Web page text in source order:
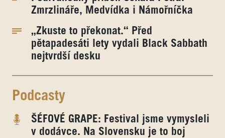
Zmrzlináře, Medvídka i Námořníčka
„Zkuste to překonat.“ Před
pětapadesáti lety vydali Black Sabbath
nejtvrdší desku
Podcasty
ŠÉFOVÉ GRAPE: Festival jsme vymysleli
v dodávce. Na Slovensku je to boj